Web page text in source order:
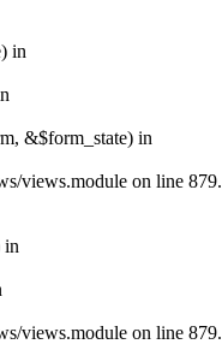
in
&$form_state) in
views.module on line 879.
in
views.module on line 879.